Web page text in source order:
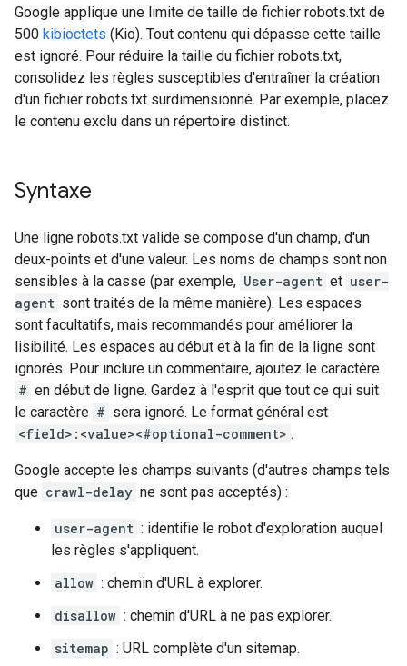
Google applique une limite de taille de fichier robots.txt de
500 kibioctets (Kio). Tout contenu qui dépasse cette taille
est ignoré. Pour réduire la taille du fichier robots.txt,
consolidez les règles susceptibles d'entraîner la création
d'un fichier robots.txt surdimensionné. Par exemple, placez
le contenu exclu dans un répertoire distinct.
Syntaxe
Une ligne robots.txt valide se compose d'un champ, d'un
deux-points et d'une valeur. Les noms de champs sont non
sensibles à la casse (par exemple, User-agent et user-
agent sont traités de la même manière). Les espaces
sont facultatifs, mais recommandés pour améliorer la
lisibilité. Les espaces au début et à la fin de la ligne sont
ignorés. Pour inclure un commentaire, ajoutez le caractère
# en début de ligne. Gardez à l'esprit que tout ce qui suit
le caractère # sera ignoré. Le format général est
<field>:<value><#optional-comment> .
Google accepte les champs suivants (d'autres champs tels
que crawl-delay ne sont pas acceptés) :
user-agent : identifie le robot d'exploration auquel
les règles s'appliquent.
allow : chemin d'URL à explorer.
disallow : chemin d'URL à ne pas explorer.
sitemap : URL complète d'un sitemap.